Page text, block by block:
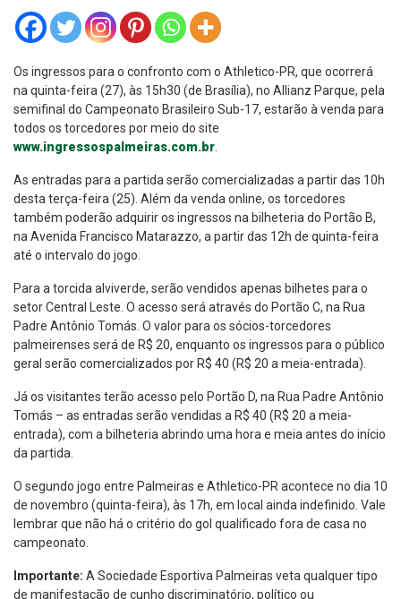
Os ingressos para o confronto com o Athletico-PR, que ocorrerá
na quinta-feira (27), às 15h30 (de Brasília), no Allianz Parque, pela
semifinal do Campeonato Brasileiro Sub-17, estarão à venda para
todos os torcedores por meio do site
www.ingressospalmeiras.com.br
As entradas para a partida serão comercializadas a partir das 10h
desta terça-feira (25). Além da venda online, os torcedores
também poderão adquirir os ingressos na bilheteria do Portão B,
na Avenida Francisco Matarazzo, a partir das 12h de quinta-feira
até o intervalo do jogo.
Para a torcida alviverde, serão vendidos apenas bilhetes para o
setor Central Leste. O acesso será através do Portão C, na Rua
Padre Antônio Tomás. O valor para os sócios-torcedores
palmeirenses será de R$ 20, enquanto os ingressos para o público
geral serão comercializados por R$ 40 (R$ 20 a meia-entrada).
Já os visitantes terão acesso pelo Portão D, na Rua Padre Antônio
Tomás – as entradas serão vendidas a R$ 40 (R$ 20 a meia-
entrada), com a bilheteria abrindo uma hora e meia antes do início
da partida.
O segundo jogo entre Palmeiras e Athletico-PR acontece no dia 10
de novembro (quinta-feira), às 17h, em local ainda indefinido. Vale
lembrar que não há o critério do gol qualificado fora de casa no
campeonato.
Importante: A Sociedade Esportiva Palmeiras veta qualquer tipo
de manifestação de cunho discriminatório, político ou